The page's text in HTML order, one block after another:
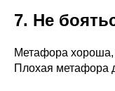
7. Не
Метафора хороша,
Плохая метафора